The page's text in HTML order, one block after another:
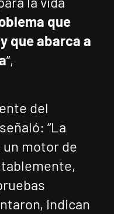
que
que abarca a
”,
del
“La
motor de
indican